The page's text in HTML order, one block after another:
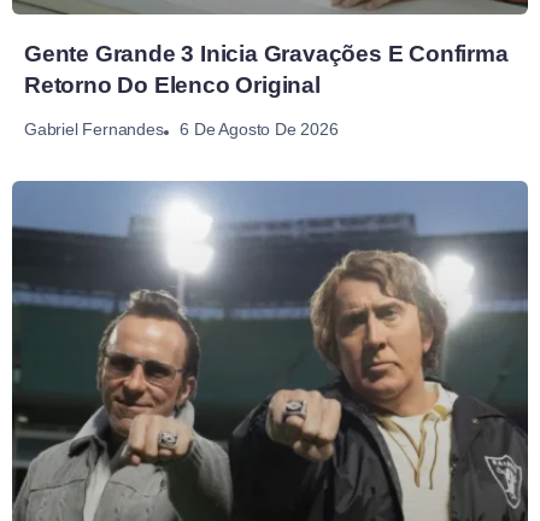
Gente Grande 3 Inicia Gravações E Confirma
Retorno Do Elenco Original
Gabriel Fernandes 6 De Agosto De 2026